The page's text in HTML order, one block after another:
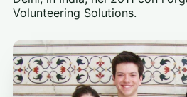
Volunteering Solutions.